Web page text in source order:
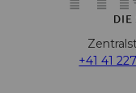
+41 41